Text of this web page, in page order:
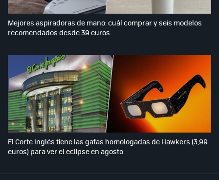
Mejores aspiradoras de mano: cuál comprar y seis modelos
recomendados desde 39 euros
El Corte Inglés tiene las gafas homologadas de Hawkers (3,99
euros) para ver el eclipse en agosto